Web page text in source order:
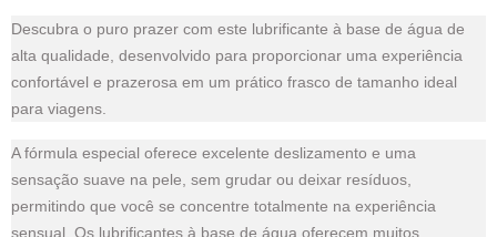
Descubra o puro prazer com este lubrificante à base de água de
alta qualidade, desenvolvido para proporcionar uma experiência
confortável e prazerosa em um prático frasco de tamanho ideal
para viagens.
A fórmula especial oferece excelente deslizamento e uma
sensação suave na pele, sem grudar ou deixar resíduos,
permitindo que você se concentre totalmente na experiência
sensual. Os lubrificantes à base de água oferecem muitos